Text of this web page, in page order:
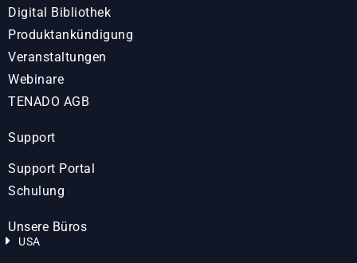
Digital Bibliothek
Produktankündigung
Veranstaltungen
Webinare
TENADO AGB
Support
Support Portal
Schulung
Unsere Büros
USA